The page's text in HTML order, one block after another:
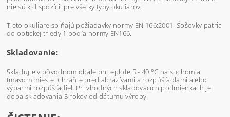
nie sú k dispozícii pre všetky typy okuliarov.
Tieto okuliare spĺňajú požiadavky normy EN 166:2001. Šošovky patria
do optickej triedy 1 podľa normy EN166.
Skladovanie:
Skladujte v pôvodnom obale pri teplote 5 - 40 °C na suchom a
tmavom mieste. Chráňte pred abrazívami a rozpúšťadlami alebo
výparmi rozpúšťadiel. Pri vhodných skladovacích podmienkach je
doba skladovania 5 rokov od dátumu výroby.